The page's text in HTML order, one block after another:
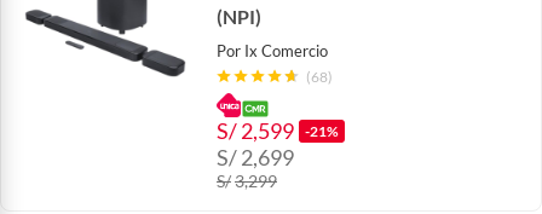
(NPI)
Por Ix Comercio
(68)
S/2,599 -21%
S/2,699
S/3,299